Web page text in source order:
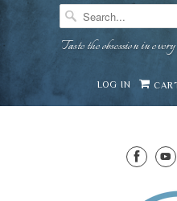
Taste the obsession in
LOG IN
Mirai ·